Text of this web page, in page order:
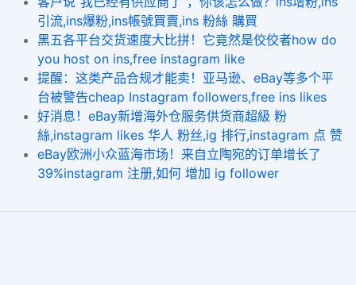
引流,ins爆粉,ins帳號買賣,ins 粉絲 購買
黑五各平台交货速度大比拼！它竟然是佼佼者how do
you host on ins,free instagram like
提醒：这类产品合规才能卖！亚马逊、eBay等多个平
台被警告cheap Instagram followers,free ins likes
好消息！eBay新增海外仓服务供货商超級 粉
絲,instagram likes 华人 粉丝,ig 排行,instagram 点 赞
eBay欧洲小众蓝海市场！来自立陶宛的订单增长了
39%instagram 注册,如何 增加 ig follower